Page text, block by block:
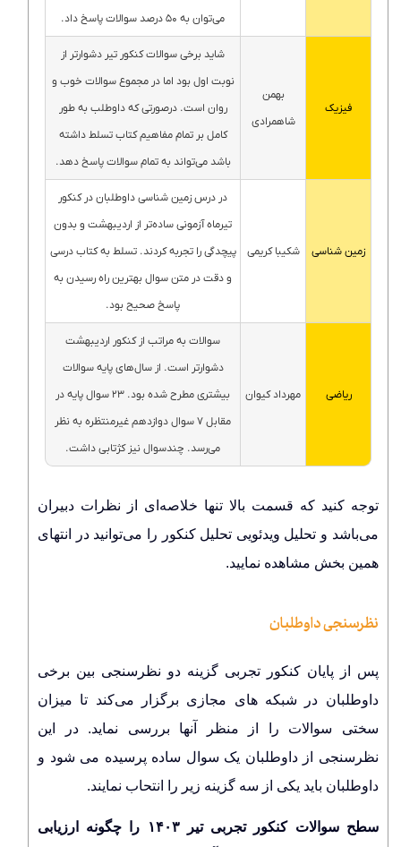
می‌توان به ۵۰ درصد سوالات پاسخ داد.
فیزیک
بهمن
شاهمرادی
شاید برخی سوالات کنکور تیر دشوارتر از
نوبت اول بود اما در مجموع سوالات خوب و
روان است. درصورتی که داوطلب به طور
کامل بر تمام مفاهیم کتاب تسلط داشته
باشد می‌تواند به تمام سوالات پاسخ دهد.
زمین شناسی شکیبا کریمی
در درس زمین شناسی داوطلبان در کنکور
تیرماه آزمونی ساده‌تر از اردیبهشت و بدون
پیچدگی را تجربه کردند. تسلط به کتاب درسی
و دقت در متن سوال بهترین راه رسیدن به
پاسخ صحیح بود.
ریاضی مهرداد کیوان
سوالات به مراتب از کنکور اردیبهشت
دشوارتر است. از سال‌های پایه سوالات
بیشتری مطرح شده بود. ۲۳ سوال پایه در
مقابل ۷ سوال دوازدهم غیرمنتظره به نظر
می‌رسد. چندسوال نیز کژتابی داشت.
توجه کنید که قسمت بالا تنها خلاصه‌ای از نظرات دبیران
می‌باشد و تحلیل ویدئویی تحلیل کنکور را می‌توانید در انتهای
همین بخش مشاهده نمایید.
نظرسنجی داوطلبان
پس از پایان کنکور تجربی گزینه دو نظرسنجی بین برخی
داوطلبان در شبکه های مجازی برگزار می‌کند تا میزان
سختی سوالات را از منظر آنها بررسی نماید. در این
نظرسنجی از داوطلبان یک سوال ساده پرسیده می شود و
داوطلبان باید یکی از سه گزینه زیر را انتحاب نمایند.
سطح سوالات کنکور تجربی تیر ۱۴۰۳ را چگونه ارزیابی